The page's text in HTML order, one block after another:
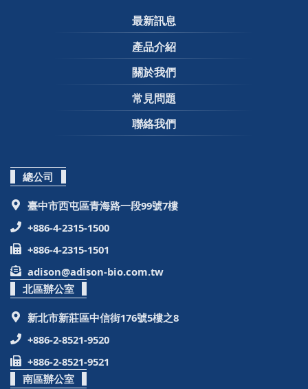
總公司
臺中市西屯區青海路一段99號7樓
+886-4-2315-1500
+886-4-2315-1501
adison@adison-bio.com.tw
北區辦公室
新北市新莊區中信街176號5樓之8
+886-2-8521-9520
+886-2-8521-9521
南區辦公室
最新訊息
產品介紹
關於我們
常見問題
聯絡我們